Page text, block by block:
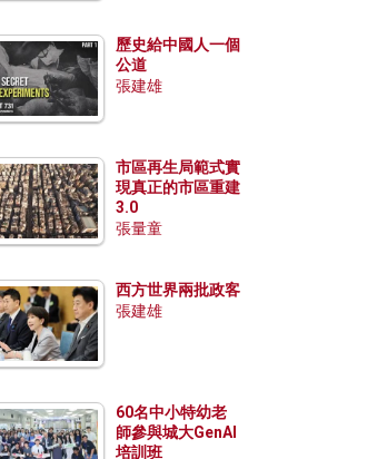
歷史給中國人一個
公道
張建雄
市區再生局範式實
現真正的市區重建
3.0
張量童
西方世界兩批政客
張建雄
60名中小特幼老
師參與城大GenAI
培訓班